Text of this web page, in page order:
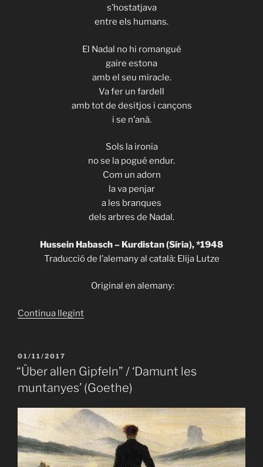
s’hostatjava
entre els humans.
El Nadal no hi romangué
gaire estona
amb el seu miracle.
Va fer un fardell
amb tot de desitjos i cançons
i se n’anà.
Sols la ironia
no se la pogué endur.
Com un adorn
la va penjar
a les branques
dels arbres de Nadal.
Hussein Habasch – Kurdistan (Síria), *1948
Traducció de l’alemany al català: Elija Lutze
Original en alemany:
Continua llegint«ITHACA
Habasch
–
“A
l’embús
del
callament”»
PUBLICAT
A
01/11/2017
“Über allen Gipfeln” / ‘Damunt les
muntanyes’ (Goethe)